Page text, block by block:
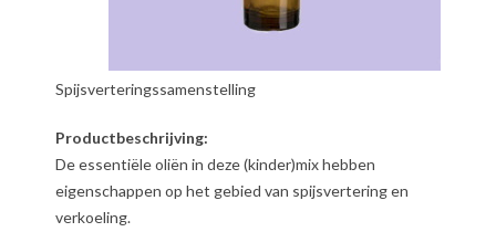
Spijsverteringssamenstelling
Productbeschrijving:
De essentiële oliën in deze (kinder)mix hebben
eigenschappen op het gebied van spijsvertering en
verkoeling.